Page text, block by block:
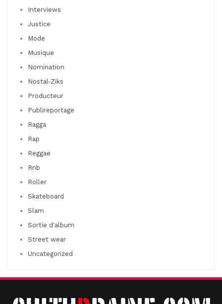
Interviews
Justice
Mode
Musique
Nomination
Nostal-Ziks
Producteur
Publireportage
Ragga
Rap
Reggae
Rnb
Roller
Skateboard
Slam
Sortie d'album
Street wear
Uncategorized